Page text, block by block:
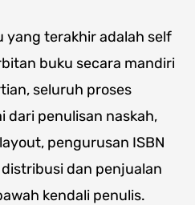
terakhir adalah self
buku secara mandiri
seluruh proses
dari penulisan naskah,
pengurusan ISBN
dan penjualan
kendali penulis.